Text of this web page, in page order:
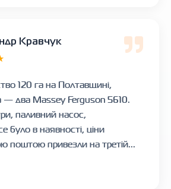
Кравчук
120 га на Полтавщині,
— два Massey Ferguson 5610.
паливний насос,
було в наявності, ціни
поштою привезли на третій...